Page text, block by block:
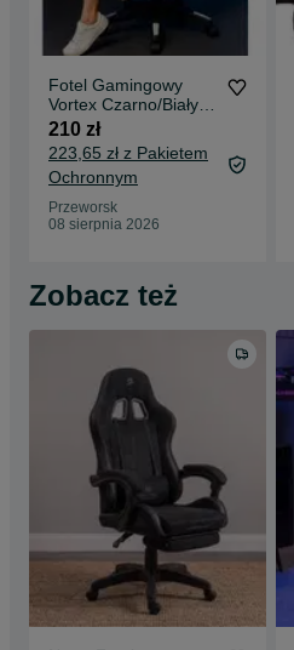
Fotel Gamingowy
Vortex Czarno/Biały
Ergonomia i Design w
dobrej cenie
210 zł
223,65 zł z Pakietem
Ochronnym
Przeworsk
08 sierpnia 2026
Zobacz też